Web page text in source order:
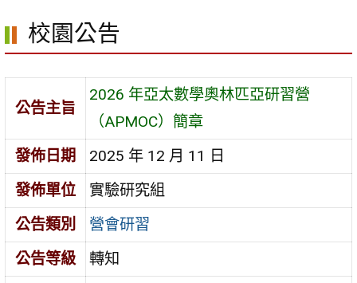
區
校園公告
公告主旨
2026 年亞太數學奧林匹亞研習營
（APMOC）簡章
發佈日期
2025 年 12 月 11 日
發佈單位
實驗研究組
公告類別
營會研習
公告等級
轉知